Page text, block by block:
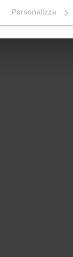
alla
potrebbero
Personalizza